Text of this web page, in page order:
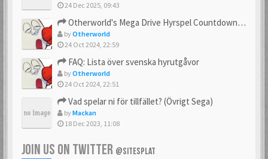
24 Dec 2025, 09:43
Otherworld's Mega Drive Hyrspel Countdown Tråd!
byOtherworld
24 Oct 2024, 22:59
FAQ: Lista över svenska hyrutgåvor
byOtherworld
24 Oct 2024, 22:51
Vad spelar ni för tillfället? (Övrigt Sega)
byMackan
18 Dec 2023, 11:08
JOIN US ON TWITTER @SITESPLAT